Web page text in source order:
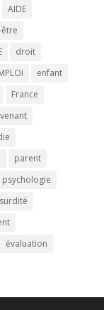
AIDE
droit
enfant
France
parent
psychologie
surdité
évaluation